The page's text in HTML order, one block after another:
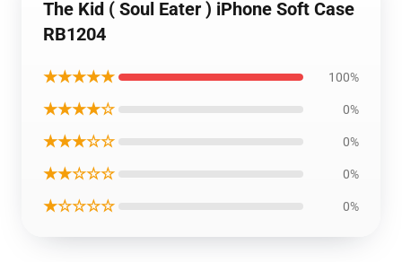
The Kid ( Soul Eater ) iPhone Soft Case
RB1204
★★★★★ 100%
★★★★☆ 0%
★★★☆☆ 0%
★★☆☆☆ 0%
★☆☆☆☆ 0%